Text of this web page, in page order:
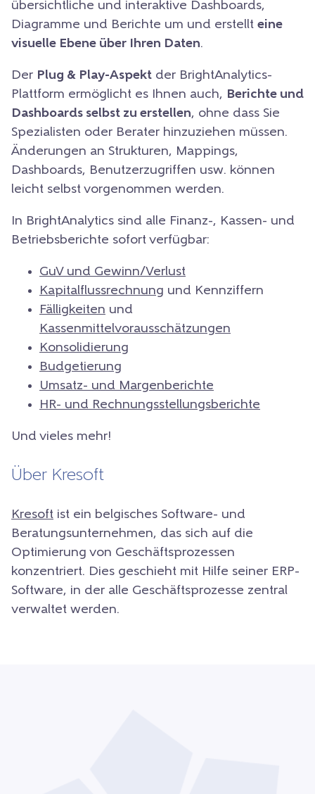
übersichtliche und interaktive Dashboards,
Diagramme und Berichte um und erstellt eine
visuelle Ebene über Ihren Daten.
Der Plug & Play-Aspekt der BrightAnalytics-
Plattform ermöglicht es Ihnen auch, Berichte und
Dashboards selbst zu erstellen, ohne dass Sie
Spezialisten oder Berater hinzuziehen müssen.
Änderungen an Strukturen, Mappings,
Dashboards, Benutzerzugriffen usw. können
leicht selbst vorgenommen werden.
In BrightAnalytics sind alle Finanz-, Kassen- und
Betriebsberichte sofort verfügbar:
GuV und Gewinn/Verlust
Kapitalflussrechnung und Kennziffern
Fälligkeiten und
Kassenmittelvorausschätzungen
Konsolidierung
Budgetierung
Umsatz- und Margenberichte
HR- und Rechnungsstellungsberichte
Und vieles mehr!
Über Kresoft
Kresoft ist ein belgisches Software- und
Beratungsunternehmen, das sich auf die
Optimierung von Geschäftsprozessen
konzentriert. Dies geschieht mit Hilfe seiner ERP-
Software, in der alle Geschäftsprozesse zentral
verwaltet werden.